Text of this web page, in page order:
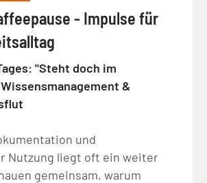
- Impulse für
"Steht doch im
&
und
Nutzung liegt oft ein weiter
gemeinsam, warum